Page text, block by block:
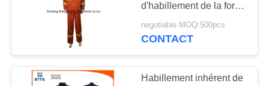
CITATION
PLAN
Veste ignifuge
18
d'habillement de la forêt
200g franc d'Aramid
NFPA 2112
negotiable MOQ:500pcs
CONTACT
Habillement inhérent de